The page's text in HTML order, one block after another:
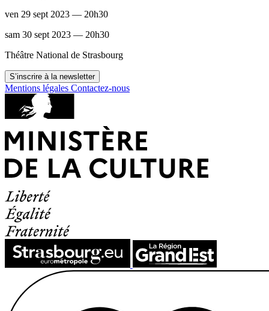
ven 29 sept 2023 — 20h30
sam 30 sept 2023 — 20h30
Théâtre National de Strasbourg
S’inscrire à la newsletter
Mentions légales Contactez-nous